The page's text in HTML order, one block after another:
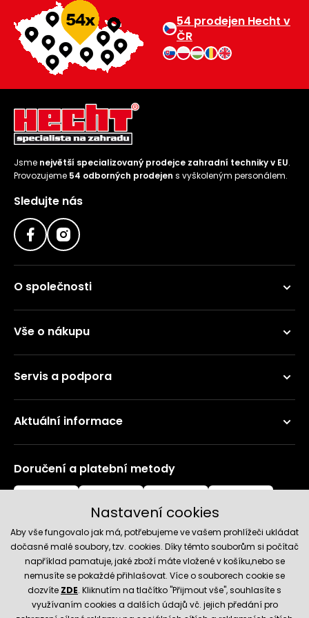
54 prodejen Hecht v
ČR
Jsme největší specializovaný prodejce zahradní techniky v EU.
Provozujeme 54 odborných prodejen s vyškoleným personálem.
Sledujte nás
O společnosti
Vše o nákupu
Servis a podpora
Aktuální informace
Doručení a platební metody
Spolehlivý obchod
Nastavení cookies
Aby vše fungovalo jak má, potřebujeme ve vašem prohlížeči ukládat
dočasně malé soubory, tzv. cookies. Díky těmto souborům si počítač
například pamatuje, jaké zboží máte vložené v košíku,nebo se
nemusíte se pokaždé přihlašovat. Více o souborech cookie se
dozvíte ZDE. Kliknutím na tlačítko "Přijmout vše", souhlasíte s
využívaním cookies a dalších údajů vč. jejich předání pro